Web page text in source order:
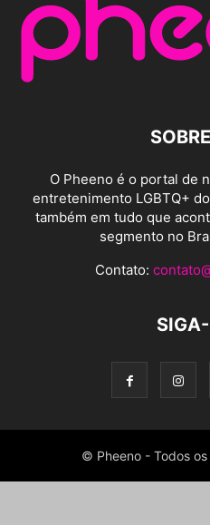
O Pheeno é o portal de
entretenimento LGBTQ+
também em tudo que
segmento no
Contato:
© Pheeno - Todos